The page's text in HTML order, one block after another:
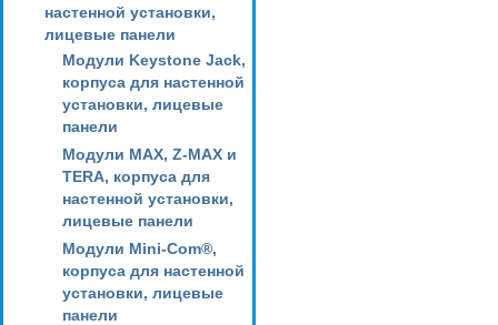
настенной установки,
лицевые панели
Модули Keystone Jack,
корпуса для настенной
установки, лицевые
панели
Модули MAX, Z-MAX и
TERA, корпуса для
настенной установки,
лицевые панели
Модули Mini-Com®,
корпуса для настенной
установки, лицевые
панели